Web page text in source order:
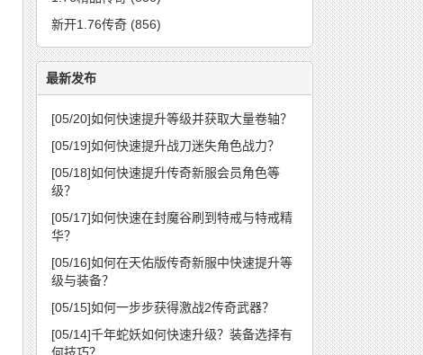
新开1.76传奇 (856)
最新发布
[05/20]如何快速提升等级并获取大量卷轴？
[05/19]如何快速提升战刀迷失角色战力？
[05/18]如何快速提升传奇新服会员角色等
级？
[05/17]如何快速在封魔谷刷到特戒与特戒精
华？
[05/16]如何在天佑版传奇新服中快速提升等
级与装备？
[05/15]如何一步步获得激战2传奇武器？
[05/14]千年蛇妖如何快速升级？装备选择有